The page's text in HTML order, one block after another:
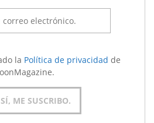
la Política de privacidad de